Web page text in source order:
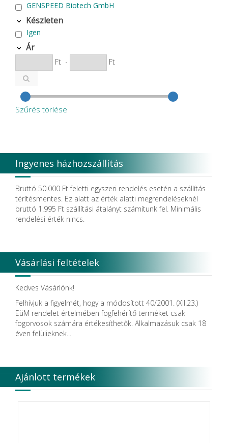
GENSPEED Biotech GmbH
Készleten
Igen
Ár
Ft - Ft
Szűrés törlése
Ingyenes házhozszállítás
Bruttó 50.000 Ft feletti egyszeri rendelés esetén a szállítás
térítésmentes. Ez alatt az érték alatti megrendeléseknél
bruttó 1.995 Ft szállítási átalányt számítunk fel. Minimális
rendelési érték nincs.
Vásárlási feltételek
Kedves Vásárlónk!
Felhívjuk a figyelmét, hogy a módosított 40/2001. (XII.23.)
EüM rendelet értelmében fogfehérítő terméket csak
fogorvosok számára értékesíthetők. Alkalmazásuk csak 18
éven felülieknek...
Ajánlott termékek